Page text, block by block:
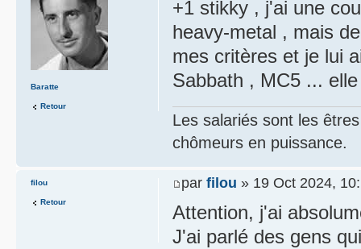
+1 stikky , j'ai une
heavy-metal , mais
mes critères et je lui
Sabbath , MC5 ...
Les salariés sont les
chômeurs en puissance.
Baratte
Retour
par filou » 19 Oct 2024,
Attention, j'ai
J'ai parlé des gens
filou
Retour